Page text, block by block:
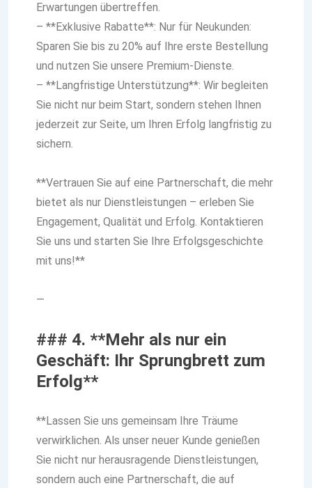
Erwartungen übertreffen.
– **Exklusive Rabatte**: Nur für Neukunden:
Sparen Sie bis zu 20% auf Ihre erste Bestellung
und nutzen Sie unsere Premium-Dienste.
– **Langfristige Unterstützung**: Wir begleiten
Sie nicht nur beim Start, sondern stehen Ihnen
jederzeit zur Seite, um Ihren Erfolg langfristig zu
sichern.
**Vertrauen Sie auf eine Partnerschaft, die mehr
bietet als nur Dienstleistungen – erleben Sie
Engagement, Qualität und Erfolg. Kontaktieren
Sie uns und starten Sie Ihre Erfolgsgeschichte
mit uns!**
—
### 4. **Mehr als nur ein
Geschäft: Ihr Sprungbrett zum
Erfolg**
**Lassen Sie uns gemeinsam Ihre Träume
verwirklichen. Als unser neuer Kunde genießen
Sie nicht nur herausragende Dienstleistungen,
sondern auch eine Partnerschaft, die auf